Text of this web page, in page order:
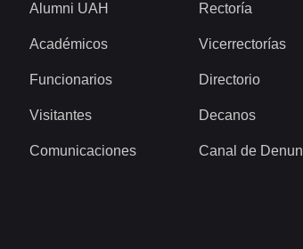
Alumni UAH
Académicos
Funcionarios
Visitantes
Comunicaciones
Rectoría
Vicerrectorías
Directorio
Decanos
Canal de